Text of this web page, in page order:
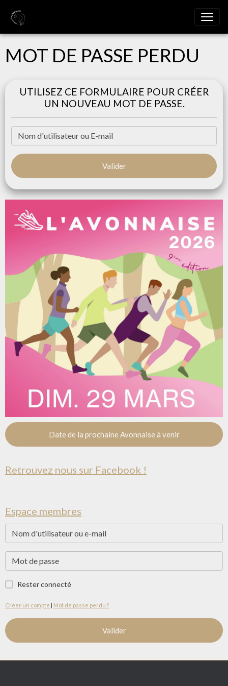
MOT DE PASSE PERDU
UTILISEZ CE FORMULAIRE POUR CRÉER
UN NOUVEAU MOT DE PASSE.
Valider
Date de la prochaine Avonnaise à venir
Retrouvez nous sur Facebook !
Espace membres
Rester connecté
Créer un compte Mot de passe perdu ?
Valider